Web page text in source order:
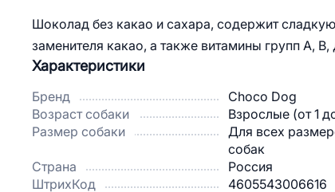
Шоколад без какао и сахара, содержит
заменителя какао, а также витамины групп А, В,
Характеристики
Бренд
Choco Dog
Возраст собаки
Взрослые (от 1
Размер собаки
Для всех
собак
Страна
Россия
ШтрихКод
4605543006616